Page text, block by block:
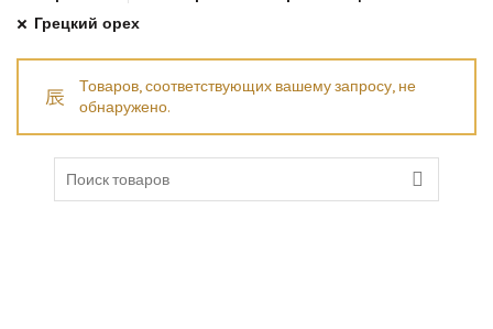
Грецкий орех
Товаров, соответствующих вашему запросу, не
обнаружено.